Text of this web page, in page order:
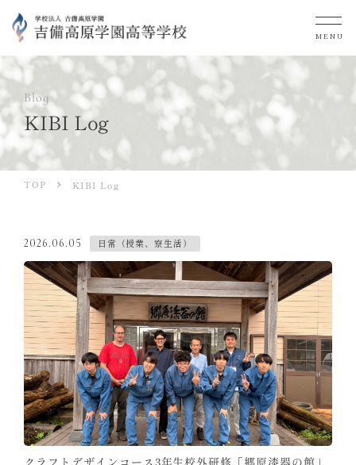
MENU
Blog
KIBI Log
TOP KIBI Log
2026.06.05 日常（授業、寮生活）
クラフトデザインコース3年生校外研修「郷原漆器の館」